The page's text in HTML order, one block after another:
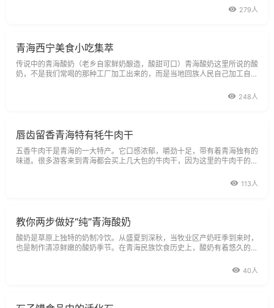
279人
青海西宁美食小吃集萃
传说中的青海酸奶（老乡自家鲜奶酿造，酸甜可口）青海酸奶这里所说的酸
奶，不是我们常喝的那种工厂加工出来的，而是当地回族人民自己加工自制
248人
唇齿留香青海特有牦牛肉干
五香牛肉干是青海的一大特产。它口感浓郁，嚼劲十足，带有着青海独有的
味道。很多游客来到青海都会买上几大包的牛肉干，因为这里的牛肉干的都
113人
教你两步做好“纯”青海酸奶
酸奶是草原上独特的奶制冷饮。从盛夏到深秋，当牧业区产奶旺季到来时，
也是制作清凉鲜嫩的酸奶季节。在青海民族饮食历史上，酸奶有着悠久的历
40人